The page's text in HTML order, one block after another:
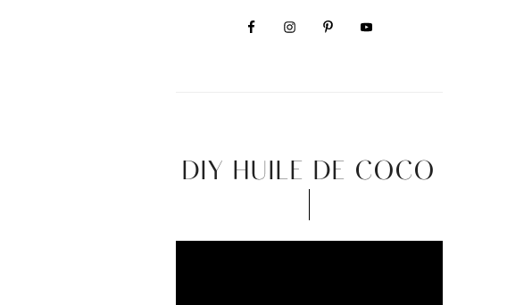
DIY HUILE DE COCO